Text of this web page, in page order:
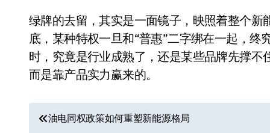
绿牌的去留，其实是一面镜子，映照着整个新
底，某种特权一旦和“普惠”二字绑在一起，
时，究竟是行业成熟了，还是某些品牌先撑不
而是靠产品实力赢来的。
文油电同权政策如何重塑新能源格局
小家电